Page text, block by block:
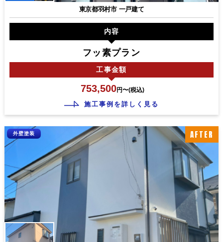
東京都羽村市 一戸建て
内容
フッ素プラン
工事金額
753,500円〜(税込)
施工事例を詳しく見る
AFTER
外壁塗装